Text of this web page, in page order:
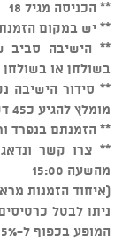
** הכניסה מגיל 18
** יש במקום
** הישיבה סביב
בשולחן או
** סידור הישיבה
מומלץ להגיע כ45 דקות לפני תחילת המופע.
** הזמנתם בנפרד
מהשעה 15:00
(איחוד הזמנות
המופע בכפוף ל-5% דמי ביטול, לאחר מכן אין ביטולים